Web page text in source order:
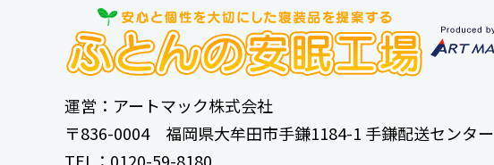
運営：アートマック株式会社
〒836-0004 福岡県大牟田市手鎌1184-1 手鎌配送センター